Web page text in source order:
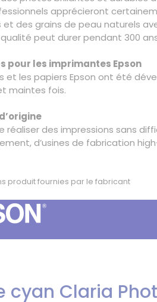
apprécieront
des grains de peau naturels
peut durer pendant 300
pour les imprimantes Epson
et les papiers Epson ont été
maintes fois.
réaliser des impressions sans
d’usines de fabrication
produit fournies par le fabricant
cyan Claria